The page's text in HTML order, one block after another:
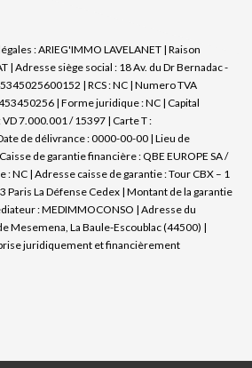
: ARIEG'IMMO LAVELANET | Raison
| Adresse siège social : 18 Av. du Dr Bernadac -
| RCS : NC | Numero TVA
| Forme juridique : NC | Capital
VD 7.000.001 / 15397 | Carte T :
de délivrance : 0000-00-00 | Lieu de
de garantie financière : QBE EUROPE SA /
: NC | Adresse caisse de garantie : Tour CBX – 1
Paris La Défense Cedex | Montant de la garantie
: MEDIMMOCONSO | Adresse du
Mesemena, La Baule-Escoublac (44500) |
juridiquement et financièrement